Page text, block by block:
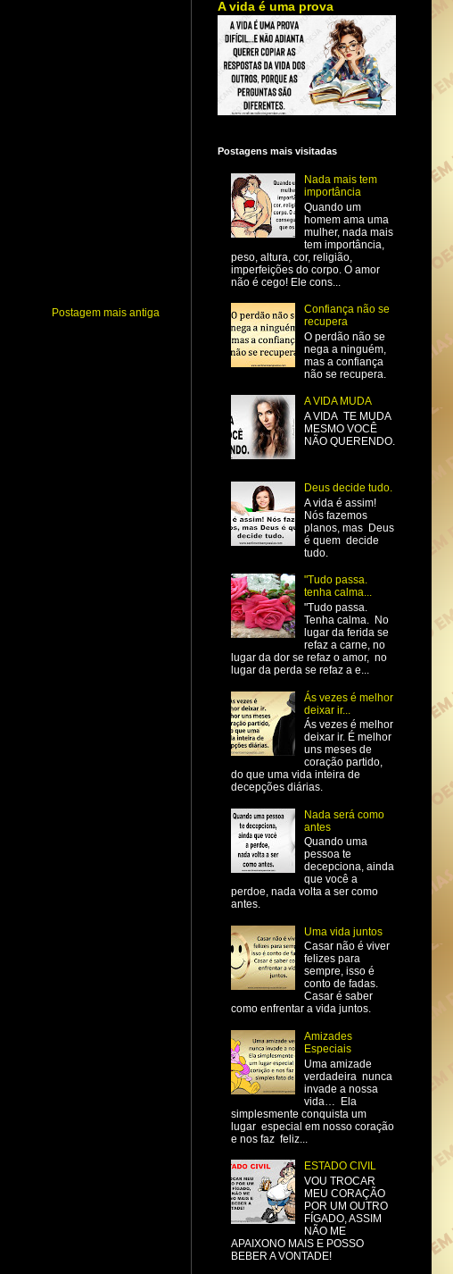
Postagem mais antiga
A vida é uma prova
Postagens mais visitadas
Nada mais tem
importância
Quando um
homem ama uma
mulher, nada mais
tem importância,
peso, altura, cor, religião,
imperfeições do corpo. O amor
não é cego! Ele cons...
Confiança não se
recupera
O perdão não se
nega a ninguém,
mas a confiança
não se recupera.
A VIDA MUDA
A VIDA TE MUDA
MESMO VOCÊ
NÃO QUERENDO.
Deus decide tudo.
A vida é assim!
Nós fazemos
planos, mas Deus
é quem decide
tudo.
"Tudo passa.
tenha calma...
"Tudo passa.
Tenha calma. No
lugar da ferida se
refaz a carne, no
lugar da dor se refaz o amor, no
lugar da perda se refaz a e...
Ás vezes é melhor
deixar ir...
Ás vezes é melhor
deixar ir. É melhor
uns meses de
coração partido,
do que uma vida inteira de
decepções diárias.
Nada será como
antes
Quando uma
pessoa te
decepciona, ainda
que você a
perdoe, nada volta a ser como
antes.
Uma vida juntos
Casar não é viver
felizes para
sempre, isso é
conto de fadas.
Casar é saber
como enfrentar a vida juntos.
Amizades
Especiais
Uma amizade
verdadeira nunca
invade a nossa
vida… Ela
simplesmente conquista um
lugar especial em nosso coração
e nos faz feliz...
ESTADO CIVIL
VOU TROCAR
MEU CORAÇÃO
POR UM OUTRO
FÍGADO, ASSIM
NÃO ME
APAIXONO MAIS E POSSO
BEBER A VONTADE!